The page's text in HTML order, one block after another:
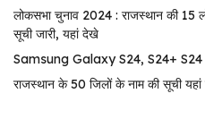
लोकसभा चुनाव 2024 : राजस्थान की 15
सूची जारी, यहां देखे
Samsung Galaxy S24, S24+
राजस्थान के 50 जिलों के नाम की सूची